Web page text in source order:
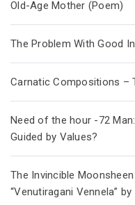
Old-Age Mother (Poem)
The Problem With Good
Carnatic Compositions –
Need of the hour -72
Guided by Values?
The Invincible
“Venutiragani Vennela” by